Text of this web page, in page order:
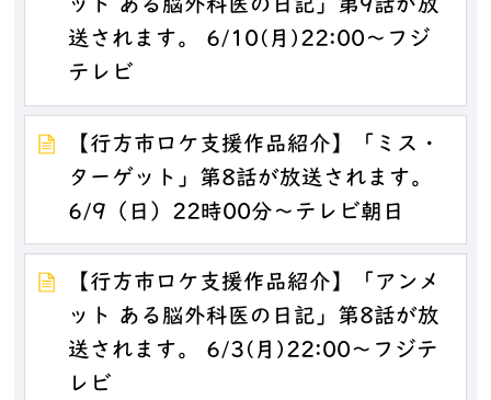
ット ある脳外科医の日記」第9話が放
送されます。 6/10(月)22:00～フジ
テレビ
【行方市ロケ支援作品紹介】「ミス・
ターゲット」第8話が放送されます。
6/9（日）22時00分～テレビ朝日
【行方市ロケ支援作品紹介】「アンメ
ット ある脳外科医の日記」第8話が放
送されます。 6/3(月)22:00～フジテ
レビ